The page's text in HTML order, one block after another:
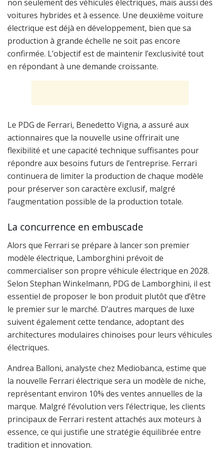
non seulement des véhicules électriques, mais aussi des
voitures hybrides et à essence. Une deuxième voiture
électrique est déjà en développement, bien que sa
production à grande échelle ne soit pas encore
confirmée. L’objectif est de maintenir l’exclusivité tout
en répondant à une demande croissante.
Le PDG de Ferrari, Benedetto Vigna, a assuré aux
actionnaires que la nouvelle usine offrirait une
flexibilité et une capacité technique suffisantes pour
répondre aux besoins futurs de l’entreprise. Ferrari
continuera de limiter la production de chaque modèle
pour préserver son caractère exclusif, malgré
l’augmentation possible de la production totale.
La concurrence en embuscade
Alors que Ferrari se prépare à lancer son premier
modèle électrique, Lamborghini prévoit de
commercialiser son propre véhicule électrique en 2028.
Selon Stephan Winkelmann, PDG de Lamborghini, il est
essentiel de proposer le bon produit plutôt que d’être
le premier sur le marché. D’autres marques de luxe
suivent également cette tendance, adoptant des
architectures modulaires chinoises pour leurs véhicules
électriques.
Andrea Balloni, analyste chez Mediobanca, estime que
la nouvelle Ferrari électrique sera un modèle de niche,
représentant environ 10% des ventes annuelles de la
marque. Malgré l’évolution vers l’électrique, les clients
principaux de Ferrari restent attachés aux moteurs à
essence, ce qui justifie une stratégie équilibrée entre
tradition et innovation.